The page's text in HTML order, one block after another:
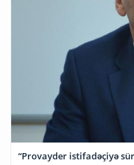
“Provayder istifadəçiyə